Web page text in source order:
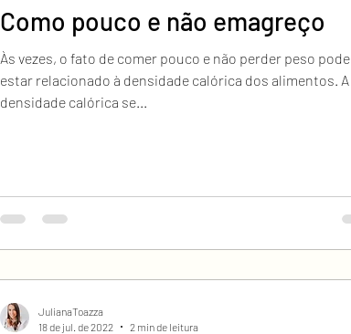
Como pouco e não emagreço
Às vezes, o fato de comer pouco e não perder peso pode
estar relacionado à densidade calórica dos alimentos. A
densidade calórica se...
JulianaToazza
18 de jul. de 2022
2 min de leitura